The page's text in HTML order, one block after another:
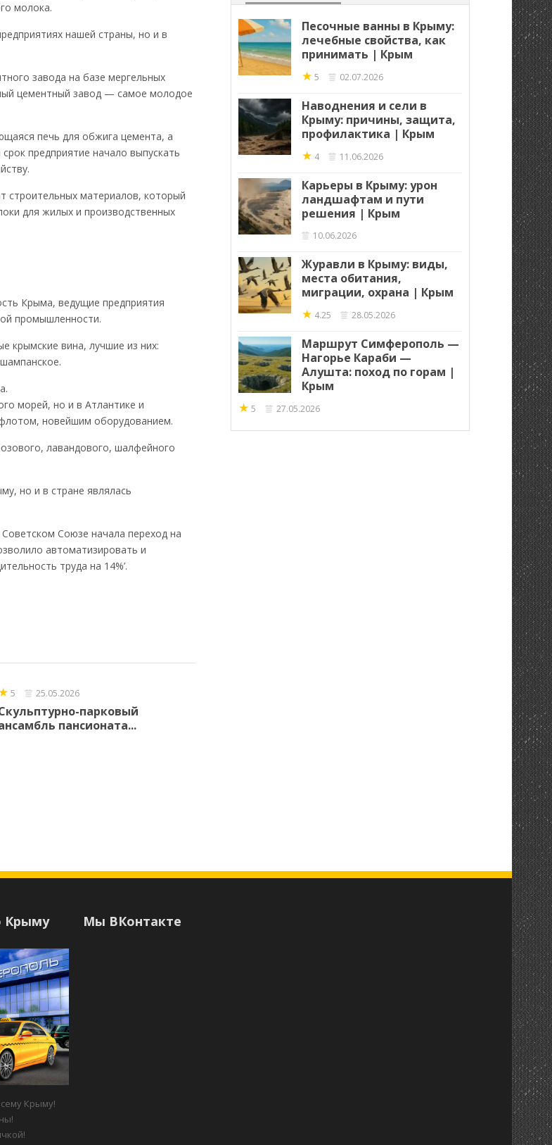
молока.
нашей страны, но и в
завода на базе мергельных
цементный завод — самое молодое
печь для обжига цемента, а
предприятие начало выпускать
строительных материалов, который
для жилых и производственных
Крыма, ведущие предприятия
промышленности.
крымские вина, лучшие из них:
морей, но и в Атлантике и
новейшим оборудованием.
лавандового, шалфейного
но и в стране являлась
Союзе начала переход на
автоматизировать и
труда на 14%’.
5 25.05.2026
парковый
пансионата...
Песочные ванны в Крыму:
лечебные свойства, как
принимать | Крым
★ 5 02.07.2026
Наводнения и сели в
Крыму: причины, защита,
профилактика | Крым
★ 4 11.06.2026
Карьеры в Крыму: урон
ландшафтам и пути
решения | Крым
10.06.2026
Журавли в Крыму: виды,
места обитания,
миграции, охрана | Крым
★ 4.25 28.05.2026
Маршрут Симферополь —
Нагорье Караби —
Алушта: поход по горам |
Крым
★ 5 27.05.2026
Крыму
Крыму!
Мы ВКонтакте